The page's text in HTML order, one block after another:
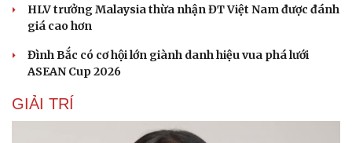
HLV trưởng Malaysia thừa nhận ĐT Việt Nam được đánh
giá cao hơn
Đình Bắc có cơ hội lớn giành danh hiệu vua phá lưới
ASEAN Cup 2026
GIẢI TRÍ